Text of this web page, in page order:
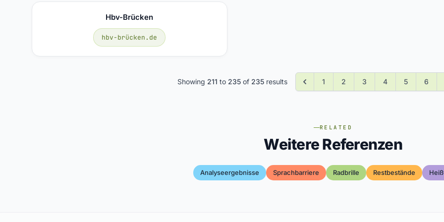
Hbv-Brücken
hbv-brücken.de
Showing 211 to 235 of 235 results 1 2 3 4 5 6
RELATED
Weitere Referenzen
Analyseergebnisse Sprachbarriere Radbrille Restbestände